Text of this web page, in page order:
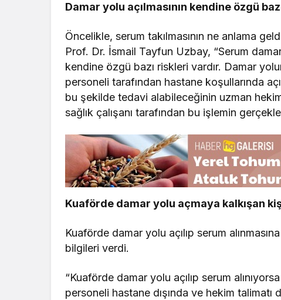
Damar yolu açılmasının kendine özgü
Öncelikle, serum takılmasının ne anlama
Prof. Dr. İsmail Tayfun Uzbay, “Serum
kendine özgü bazı riskleri vardır. Damar
personeli tarafından hastane koşullarında
bu şekilde tedavi alabileceğinin uzman
sağlık çalışanı tarafından bu işlemin
Kuaförde damar yolu açmaya kalkışan
Kuaförde damar yolu açılıp serum
bilgileri verdi.
“Kuaförde damar yolu açılıp serum
personeli hastane dışında ve hekim